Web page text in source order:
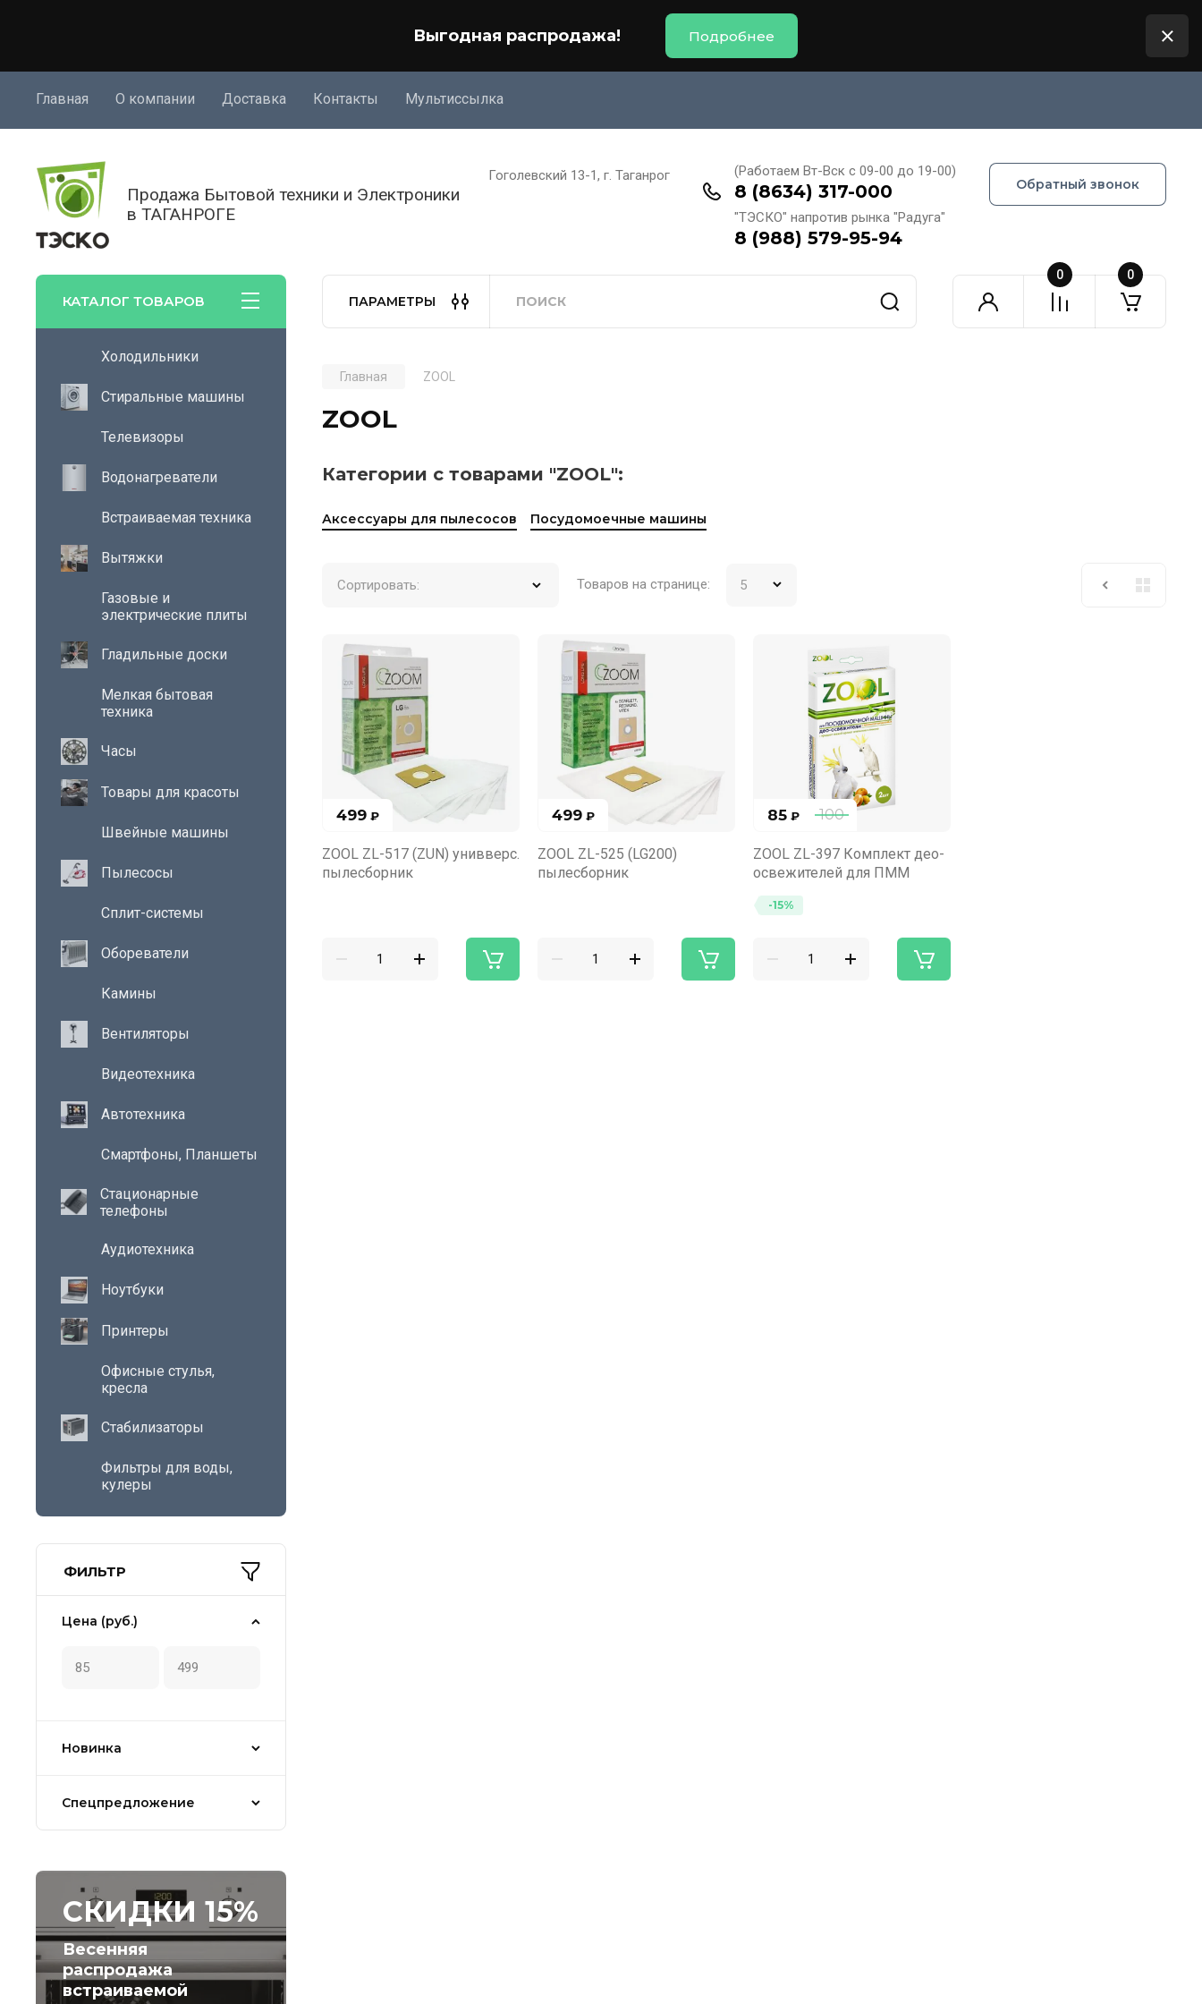
Выгодная распродажа! Подробнее
Главная О компании Доставка Контакты Мультиссылка
Продажа Бытовой техники и Электроники
в ТАГАНРОГЕ
Гоголевский 13-1, г. Таганрог (Работаем Вт-Вск с 09-00 до 19-00)
8 (8634) 317-000
"ТЭСКО" напротив рынка "Радуга"
8 (988) 579-95-94
Обратный звонок
КАТАЛОГ ТОВАРОВ ПАРАМЕТРЫ
0 0
Холодильники
Стиральные машины
Телевизоры
Водонагреватели
Встраиваемая техника
Вытяжки
Газовые и
электрические плиты
Гладильные доски
Мелкая бытовая
техника
Часы
Товары для красоты
Швейные машины
Пылесосы
Сплит-системы
Обореватели
Камины
Вентиляторы
Видеотехника
Автотехника
Смартфоны, Планшеты
Стационарные
телефоны
Аудиотехника
Ноутбуки
Принтеры
Офисные стулья,
кресла
Стабилизаторы
Фильтры для воды,
кулеры
ФИЛЬТР
Цена (руб.)
Новинка
Спецпредложение
СКИДКИ 15%
Весенняя
распродажа
встраиваемой
Главная ZOOL
ZOOL
Категории с товарами "ZOOL":
Аксессуары для пылесосов Посудомоечные машины
Сортировать: Товаров на странице:
499 ₽
ZOOL ZL-517 (ZUN) унивверс.
пылесборник
499 ₽
ZOOL ZL-525 (LG200)
пылесборник
100
85 ₽
ZOOL ZL-397 Комплект део-
освежителей для ПММ
-15%